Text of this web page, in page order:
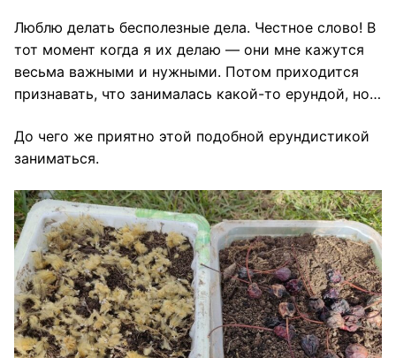
Люблю делать бесполезные дела. Честное слово! В
тот момент когда я их делаю — они мне кажутся
весьма важными и нужными. Потом приходится
признавать, что занималась какой-то ерундой, но…
До чего же приятно этой подобной ерундистикой
заниматься.